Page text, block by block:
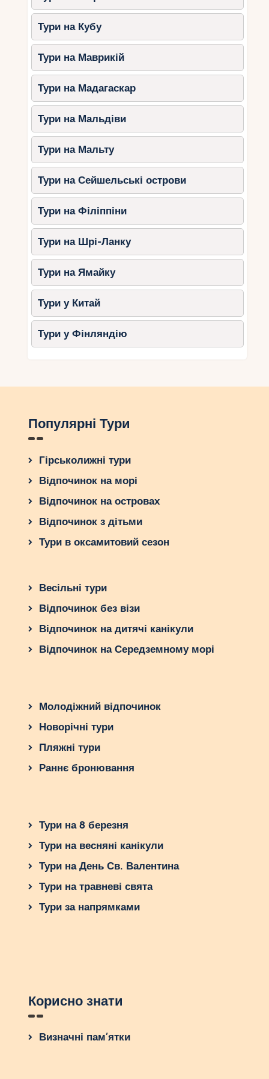
Найкращі місця для сімейного відпочинку на
узбережжі Шрі-Ланки пропонують усі необхідні
послуги, щоб задовольнити потреби кожного
члена сім’ї. Однак, окрім усіх цих факторів,
важливо пам’ятати про значущість якісного
часу, проведеного разом із близькими.
Зрештою, найцінніше у подорожі — це
можливість створити незабутні моменти та
зміцнити зв’язок у сім’ї.
Тури на Кубу
Тури на Маврикій
Тури на Мадагаскар
Тури на Мальдіви
Тури на Мальту
Тури на Сейшельські острови
Тури на Філіппіни
Тури на Шрі-Ланку
Тури на Ямайку
Тури у Китай
Тури у Фінляндію
Популярні Тури
Гірськолижні тури
Відпочинок на морі
Відпочинок на островах
Відпочинок з дітьми
Тури в оксамитовий сезон
Весільні тури
Відпочинок без візи
Відпочинок на дитячі канікули
Відпочинок на Середземному морі
Молодіжний відпочинок
Новорічні тури
Пляжні тури
Раннє бронювання
Тури на 8 березня
Тури на весняні канікули
Тури на День Св. Валентина
Тури на травневі свята
Тури за напрямками
Корисно знати
Визначні пам’ятки